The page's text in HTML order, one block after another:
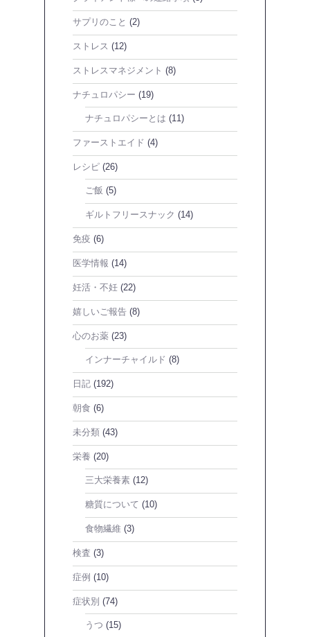
サプリのこと (2)
ストレス (12)
ストレスマネジメント (8)
ナチュロパシー (19)
ナチュロパシーとは (11)
ファーストエイド (4)
レシピ (26)
ご飯 (5)
ギルトフリースナック (14)
免疫 (6)
医学情報 (14)
妊活・不妊 (22)
嬉しいご報告 (8)
心のお薬 (23)
インナーチャイルド (8)
日記 (192)
朝食 (6)
未分類 (43)
栄養 (20)
三大栄養素 (12)
糖質について (10)
食物繊維 (3)
検査 (3)
症例 (10)
症状別 (74)
うつ (15)